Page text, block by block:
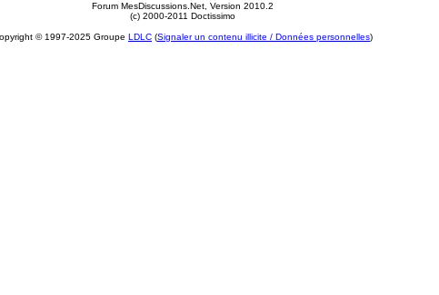
Forum MesDiscussions.Net , Version 2010.2
(c) 2000-2011 Doctissimo
© 1997-2025 Groupe LDLC (Signaler un contenu illicite / Données personnelles)